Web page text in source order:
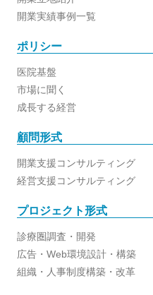
開業実績事例一覧
ポリシー
医院基盤
市場に聞く
成長する経営
顧問形式
開業支援コンサルティング
経営支援コンサルティング
プロジェクト形式
診療圏調査・開発
広告・Web環境設計・構築
組織・人事制度構築・改革